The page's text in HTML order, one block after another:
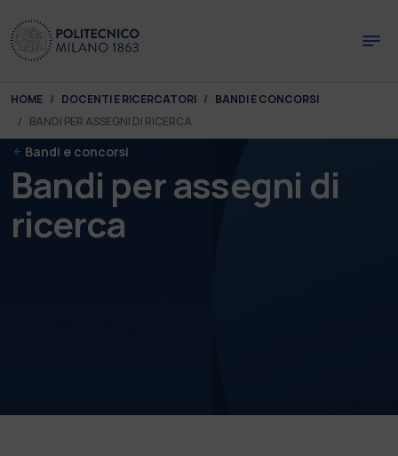
You are here:
HOME DOCENTI E RICERCATORI
BANDI E CONCORSI
BANDI PER ASSEGNI DI RICERCA
Bandi e concorsi
Bandi per assegni di
ricerca